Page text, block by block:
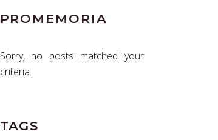
PROMEMORIA
Sorry, no posts matched your
criteria.
TAGS